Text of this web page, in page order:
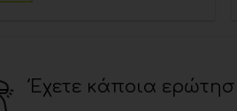
Έχετε κάποια